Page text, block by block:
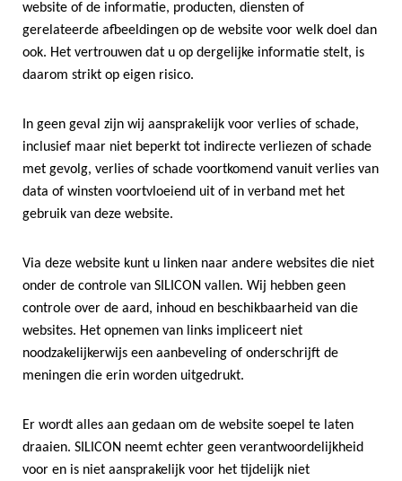
website of de informatie, producten, diensten of
gerelateerde afbeeldingen op de website voor welk doel dan
ook. Het vertrouwen dat u op dergelijke informatie stelt, is
daarom strikt op eigen risico.
In geen geval zijn wij aansprakelijk voor verlies of schade,
inclusief maar niet beperkt tot indirecte verliezen of schade
met gevolg, verlies of schade voortkomend vanuit verlies van
data of winsten voortvloeiend uit of in verband met het
gebruik van deze website.
Via deze website kunt u linken naar andere websites die niet
onder de controle van SILICON vallen. Wij hebben geen
controle over de aard, inhoud en beschikbaarheid van die
websites. Het opnemen van links impliceert niet
noodzakelijkerwijs een aanbeveling of onderschrijft de
meningen die erin worden uitgedrukt.
Er wordt alles aan gedaan om de website soepel te laten
draaien. SILICON neemt echter geen verantwoordelijkheid
voor en is niet aansprakelijk voor het tijdelijk niet